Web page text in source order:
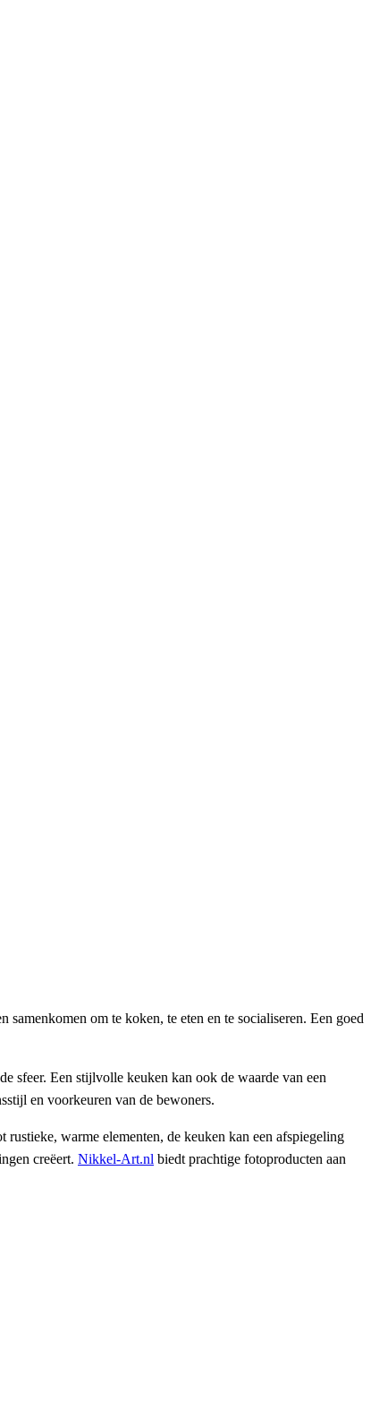
om te koken, te eten en te socialiseren. Een goed
sfeer. Een stijlvolle keuken kan ook de waarde van een
en voorkeuren van de bewoners.
warme elementen, de keuken kan een afspiegeling
creëert. Nikkel-Art.nl biedt prachtige fotoproducten aan